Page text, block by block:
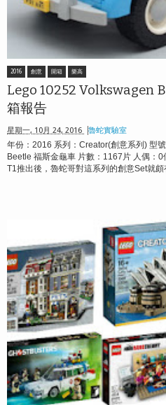
2016 創意 開箱 樂高
Lego 10252 Volkswagen
箱報告
星期一, 10月 24, 2016 魯蛇實驗室
年份：2016 系列：Creator(創意系列) 型
Beetle 福斯金龜車 片數：1167片 人偶：
T1推出後，魯蛇哥對這系列的創意Set就頗